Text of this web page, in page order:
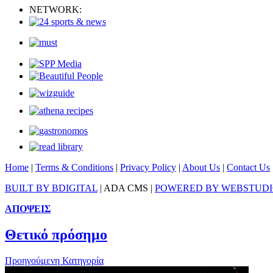
NETWORK:
Home | Terms & Conditions | Privacy Policy | About Us | Contact Us
BUILT BY BDIGITAL | ADA CMS | POWERED BY
ΑΠΟΨΕΙΣ
Θετικό πρόσημο
Προηγούμενη Κατηγορία